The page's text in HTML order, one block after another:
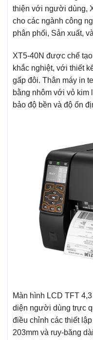
thiện với người dùng,
cho các ngành công
phân phối, Sản xuất,
XT5-40N được chế
khắc nghiệt, với thiết
gấp đôi. Thân máy in
bằng nhôm với vỏ kim
bảo độ bền và độ ổn
Màn hình LCD TFT
diện người dùng trực
điều chỉnh các thiết
203mm và ruy-băng